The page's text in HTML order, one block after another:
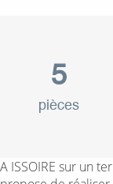
5
pièces
A ISSOIRE sur un